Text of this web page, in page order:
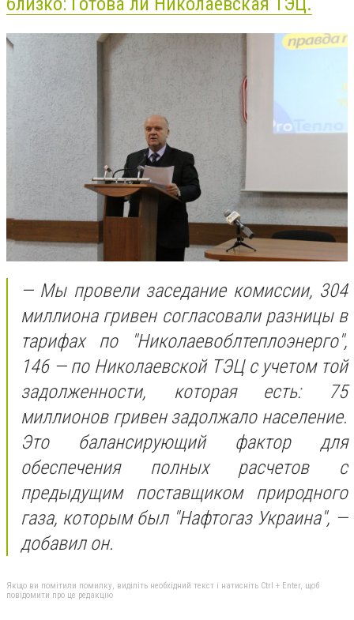
— Мы провели заседание комиссии, 304
миллиона гривен согласовали разницы в
тарифах по "Николаевоблтеплоэнерго",
146 — по Николаевской ТЭЦ с учетом той
задолженности, которая есть: 75
миллионов гривен задолжало население.
Это балансирующий фактор для
обеспечения полных расчетов с
предыдущим поставщиком природного
газа, которым был "Нафтогаз Украина", —
добавил он.
Якщо ви помітили помилку, виділіть необхідний текст і натисніть Ctrl + Enter, щоб
повідомити про це редакцію